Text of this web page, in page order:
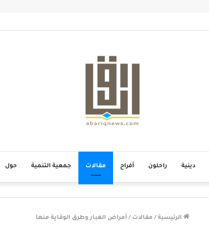
دينية راحلون أفراح مقالات جمعية التنمية حول
الرئيسية / مقالات / أمراض الغبار وطرق الوقاية منها